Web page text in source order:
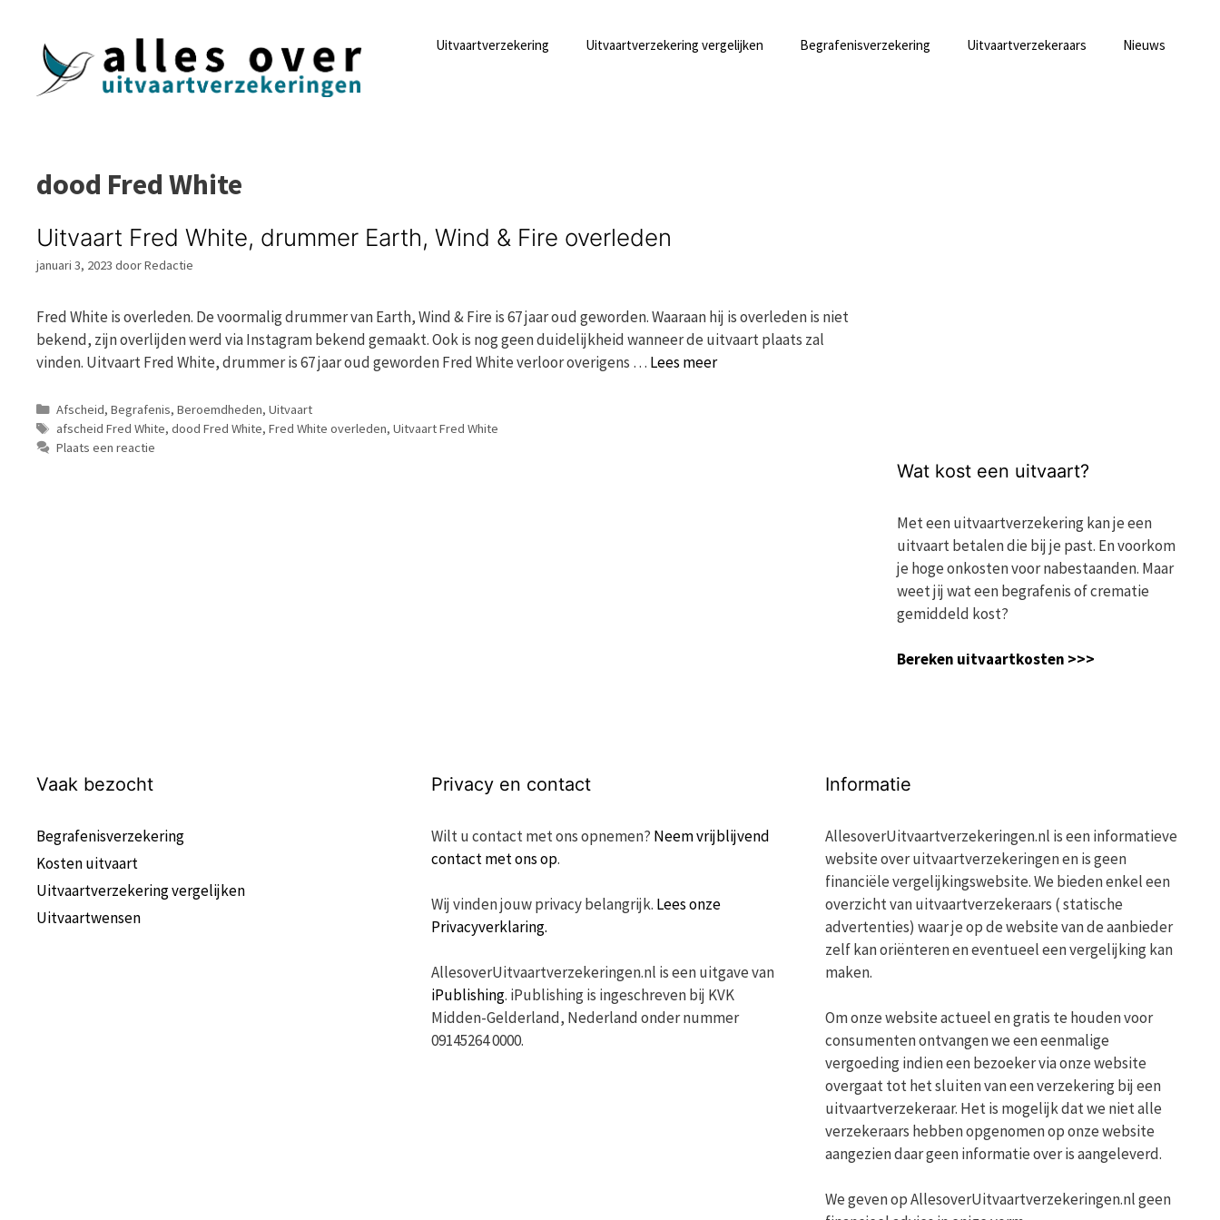
Uitvaartverzekering Uitvaartverzekering vergelijken Begrafenisverzekering Uitvaartverzekeraars Nieuws
dood Fred White
Uitvaart Fred White, drummer Earth, Wind & Fire overleden
januari 3, 2023 doorRedactie
Fred White is overleden. De voormalig drummer van Earth, Wind & Fire is 67 jaar oud geworden. Waaraan hij is overleden is niet
bekend, zijn overlijden werd via Instagram bekend gemaakt. Ook is nog geen duidelijkheid wanneer de uitvaart plaats zal
vinden. Uitvaart Fred White, drummer is 67 jaar oud geworden Fred White verloor overigens … Lees meer
Categorieën
Afscheid, Begrafenis, Beroemdheden, Uitvaart
Tags
afscheid Fred White, dood Fred White, Fred White overleden, Uitvaart Fred White
Plaats een reactie
Wat kost een uitvaart?
Met een uitvaartverzekering kan je een
uitvaart betalen die bij je past. En voorkom
je hoge onkosten voor nabestaanden. Maar
weet jij wat een begrafenis of crematie
gemiddeld kost?
Bereken uitvaartkosten >>>
Vaak bezocht
Begrafenisverzekering
Kosten uitvaart
Uitvaartverzekering vergelijken
Uitvaartwensen
Privacy en contact
Wilt u contact met ons opnemen? Neem vrijblijvend
contact met ons op.
Wij vinden jouw privacy belangrijk. Lees onze
Privacyverklaring.
AllesoverUitvaartverzekeringen.nl is een uitgave van
iPublishing. iPublishing is ingeschreven bij KVK
Midden-Gelderland, Nederland onder nummer
09145264 0000.
Informatie
AllesoverUitvaartverzekeringen.nl is een informatieve
website over uitvaartverzekeringen en is geen
financiële vergelijkingswebsite. We bieden enkel een
overzicht van uitvaartverzekeraars ( statische
advertenties) waar je op de website van de aanbieder
zelf kan oriënteren en eventueel een vergelijking kan
maken.
Om onze website actueel en gratis te houden voor
consumenten ontvangen we een eenmalige
vergoeding indien een bezoeker via onze website
overgaat tot het sluiten van een verzekering bij een
uitvaartverzekeraar. Het is mogelijk dat we niet alle
verzekeraars hebben opgenomen op onze website
aangezien daar geen informatie over is aangeleverd.
We geven op AllesoverUitvaartverzekeringen.nl geen